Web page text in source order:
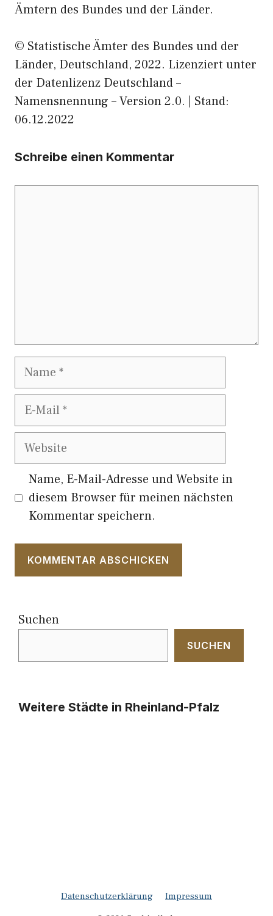
Ämtern des Bundes und der Länder.
© Statistische Ämter des Bundes und der
Länder, Deutschland, 2022. Lizenziert unter
der Datenlizenz Deutschland –
Namensnennung – Version 2.0. | Stand:
06.12.2022
Schreibe einen Kommentar
Name
E-
Website
Name, E-Mail-Adresse und Website in
diesem Browser für meinen nächsten
Kommentar speichern.
Suchen
SUCHEN
Weitere Städte in Rheinland-Pfalz
Datenschutzerklärung
Impressum